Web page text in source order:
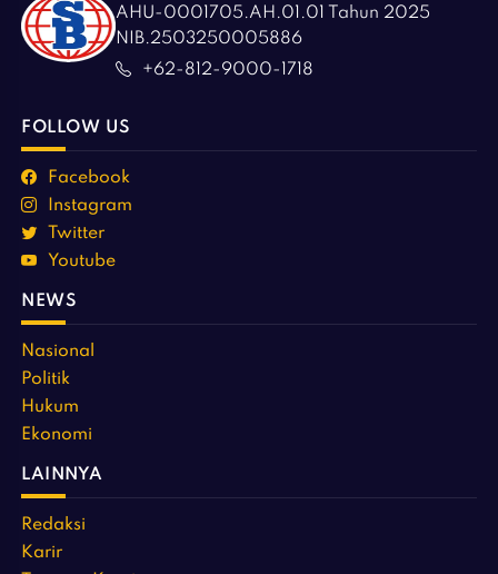
AHU-0001705.AH.01.01 Tahun 2025
NIB.2503250005886
+62-812-9000-1718
FOLLOW US
Facebook
Instagram
Twitter
Youtube
NEWS
Nasional
Politik
Hukum
Ekonomi
LAINNYA
Redaksi
Karir